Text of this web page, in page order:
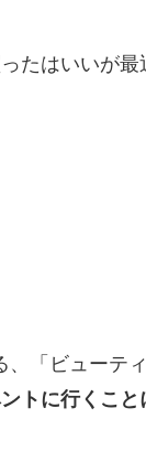
たはいいが
「ビューテ
トに行くこと